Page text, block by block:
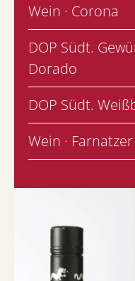
Wein · Corona
DOP Südt.
Dorado
DOP Südt.
Wein · Farnatzer